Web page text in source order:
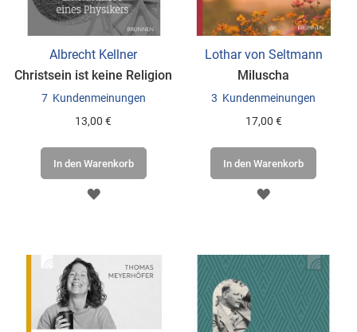
Albrecht Kellner
Christsein ist keine Religion
7 Kundenmeinungen
13,00 €
In den Warenkorb
ZUR
Lothar von Seltmann
Miluscha
3 Kundenmeinungen
17,00 €
In den Warenkorb
ZUR